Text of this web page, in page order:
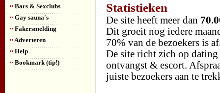
Bars & Sexclubs
Gay sauna's
Fakersmelding
Adverteren
Help
Bookmark (tip!)
Statistieken
De site heeft meer dan
Dit groeit nog iedere
70% van de bezoekers is
De site richt zich op
ontvangst & escort.
juiste bezoekers aan te